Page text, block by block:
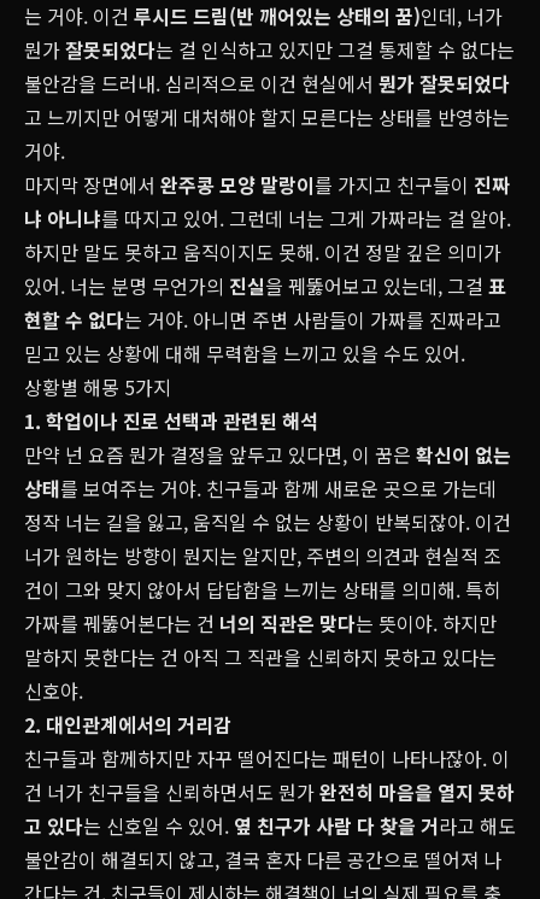
는 거야. 이건 루시드 드림(반 깨어있는 상태의 꿈)인데, 너가
뭔가잘못되었다는 걸 인식하고 있지만 그걸 통제할 수 없다는
불안감을 드러내. 심리적으로 이건 현실에서 뭔가 잘못되었다
고 느끼지만 어떻게 대처해야 할지 모른다는 상태를 반영하는
거야.
마지막 장면에서 완주콩 모양 말랑이를 가지고 친구들이 진짜
냐 아니냐를 따지고 있어. 그런데 너는 그게 가짜라는 걸 알아.
하지만 말도 못하고 움직이지도 못해. 이건 정말 깊은 의미가
있어. 너는 분명 무언가의 진실을 꿰뚫어보고 있는데, 그걸 표
현할 수 없다는 거야. 아니면 주변 사람들이 가짜를 진짜라고
믿고 있는 상황에 대해 무력함을 느끼고 있을 수도 있어.
상황별 해몽 5가지
1. 학업이나 진로 선택과 관련된 해석
만약 넌 요즘 뭔가 결정을 앞두고 있다면, 이 꿈은 확신이 없는
상태를 보여주는 거야. 친구들과 함께 새로운 곳으로 가는데
정작 너는 길을 잃고, 움직일 수 없는 상황이 반복되잖아. 이건
너가 원하는 방향이 뭔지는 알지만, 주변의 의견과 현실적 조
건이 그와 맞지 않아서 답답함을 느끼는 상태를 의미해. 특히
가짜를 꿰뚫어본다는 건 너의 직관은 맞다는 뜻이야. 하지만
말하지 못한다는 건 아직 그 직관을 신뢰하지 못하고 있다는
신호야.
2. 대인관계에서의 거리감
친구들과 함께하지만 자꾸 떨어진다는 패턴이 나타나잖아. 이
건 너가 친구들을 신뢰하면서도 뭔가완전히 마음을 열지 못하
고 있다는 신호일 수 있어. 옆 친구가 사람 다 찾을 거라고 해도
불안감이 해결되지 않고, 결국 혼자 다른 공간으로 떨어져 나
간다는 건, 친구들이 제시하는 해결책이 너의 실제 필요를 충